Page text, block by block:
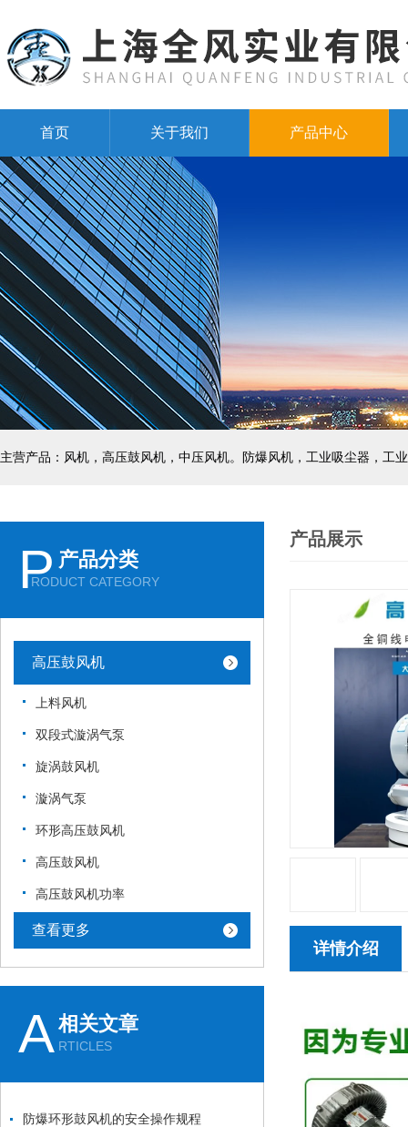
首页 关于我们 产品中心
主营产品：风机，高压鼓风机，中压风机。防爆风机，工业吸尘器，工
P 产品分类
RODUCT CATEGORY
高压鼓风机
上料风机
双段式漩涡气泵
旋涡鼓风机
漩涡气泵
环形高压鼓风机
高压鼓风机
高压鼓风机功率
查看更多
A相关文章
RTICLES
防爆环形鼓风机的安全操作规程
产品展示
详情介绍